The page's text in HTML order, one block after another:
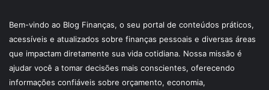
Bem-vindo ao Blog Finanças, o seu portal de conteúdos práticos,
acessíveis e atualizados sobre finanças pessoais e diversas áreas
que impactam diretamente sua vida cotidiana. Nossa missão é
ajudar você a tomar decisões mais conscientes, oferecendo
informações confiáveis sobre orçamento, economia,